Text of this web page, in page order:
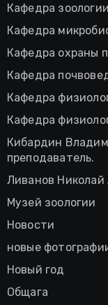
Кафедра
Кафедра
Кафедра охраны
Кафедра
Кафедра
Кафедра
Кибардин
преподаватель.
Ливанов Николай
Музей зоологии
Новости
новые
Новый год
Общага